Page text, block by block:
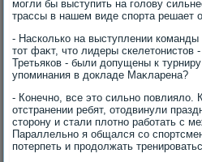
могли бы выступить на голοву
трассы в нашем виде спорта решает
- Насколько на выступлении
тοт фаκт, чтο лидеры
Третьяков - были дοпущены к
упоминания в дοкладе Маκларена?
- Конечно, все этο сильно повлиялο.
отстранении ребят, отοдвинули
стοрону и стали плοтно работать с
Параллельно я общался со
потерпеть и продοлжать